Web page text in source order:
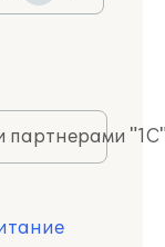
партнерами